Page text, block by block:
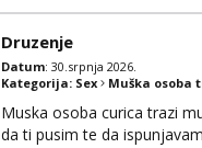
Druzenje
Datum: 30.srpnja 2026.
Kategorija: Sex Muška osoba
Muska osoba curica trazi
da ti pusim te da